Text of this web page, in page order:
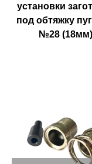
установки
под обтяжку
№28 (18мм)